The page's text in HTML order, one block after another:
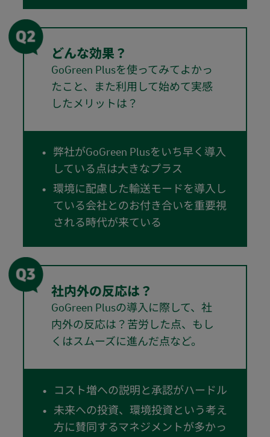
どんな効果？
GoGreen Plusを使ってみてよかっ
たこと、また利用して始めて実感
したメリットは？
弊社がGoGreen Plusをいち早く導入
している点は大きなプラス
環境に配慮した輸送モードを導入し
ている会社とのお付き合いを重要視
される時代が来ている
社内外の反応は？
GoGreen Plusの導入に際して、社
内外の反応は？苦労した点、もし
くはスムーズに進んだ点など。
コスト増への説明と承認がハードル
未来への投資、環境投資という考え
方に賛同するマネジメントが多かっ